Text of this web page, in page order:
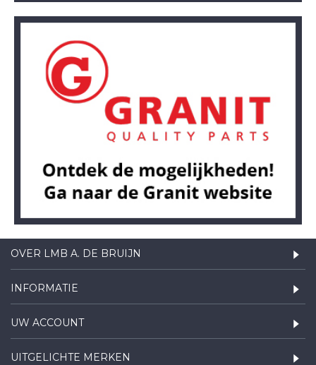
OVER LMB A. DE BRUIJN
INFORMATIE
UW ACCOUNT
UITGELICHTE MERKEN